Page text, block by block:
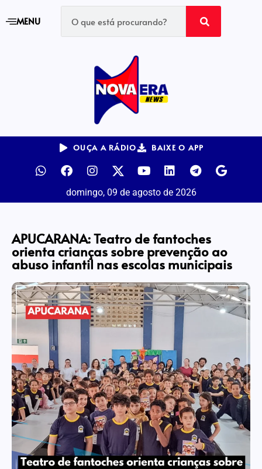
MENU
OUÇA A RÁDIO BAIXE O APP
domingo, 09 de agosto de 2026
APUCARANA: Teatro de fantoches
orienta crianças sobre prevenção ao
abuso infantil nas escolas municipais